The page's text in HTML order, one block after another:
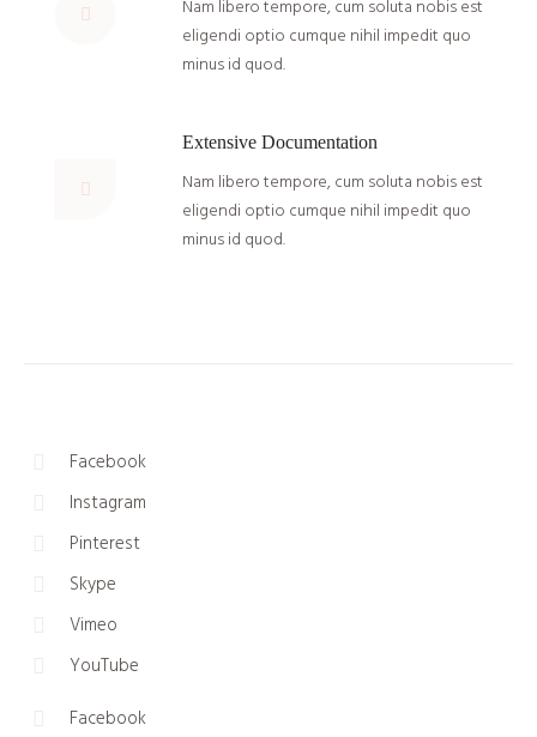
Nam libero tempore, cum soluta nobis est
eligendi optio cumque nihil impedit quo
minus id quod.
Extensive Documentation
Nam libero tempore, cum soluta nobis est
eligendi optio cumque nihil impedit quo
minus id quod.
Facebook
Instagram
Pinterest
Skype
Vimeo
YouTube
Facebook